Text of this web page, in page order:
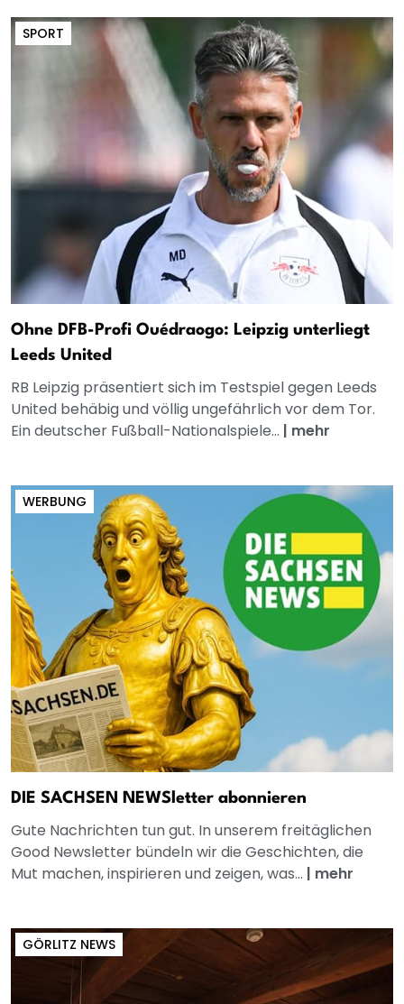
SPORT
Ohne DFB-Profi Ouédraogo: Leipzig unterliegt
Leeds United
RB Leipzig präsentiert sich im Testspiel gegen Leeds
United behäbig und völlig ungefährlich vor dem Tor.
Ein deutscher Fußball-Nationalspiele... | mehr
WERBUNG
DIE SACHSEN NEWSletter abonnieren
Gute Nachrichten tun gut. In unserem freitäglichen
Good Newsletter bündeln wir die Geschichten, die
Mut machen, inspirieren und zeigen, was... | mehr
GÖRLITZ NEWS